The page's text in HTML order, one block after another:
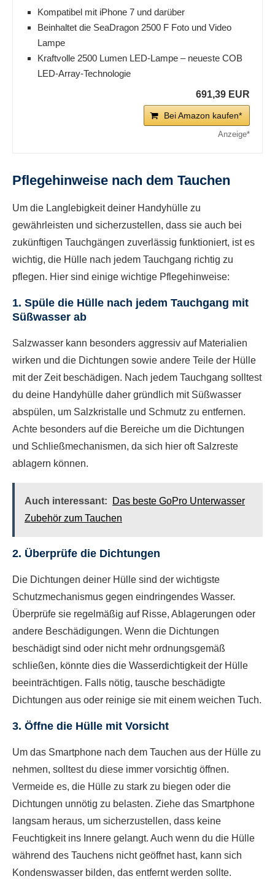
Kompatibel mit iPhone 7 und darüber
Beinhaltet die SeaDragon 2500 F Foto und Video
Lampe
Kraftvolle 2500 Lumen LED-Lampe – neueste COB
LED-Array-Technologie
691,39 EUR
Bei Amazon kaufen*
Pflegehinweise nach dem Tauchen
Um die Langlebigkeit deiner Handyhülle zu
gewährleisten und sicherzustellen, dass sie auch bei
zukünftigen Tauchgängen zuverlässig funktioniert, ist es
wichtig, die Hülle nach jedem Tauchgang richtig zu
pflegen. Hier sind einige wichtige Pflegehinweise:
1. Spüle die Hülle nach jedem Tauchgang mit
Süßwasser ab
Salzwasser kann besonders aggressiv auf Materialien
wirken und die Dichtungen sowie andere Teile der Hülle
mit der Zeit beschädigen. Nach jedem Tauchgang solltest
du deine Handyhülle daher gründlich mit Süßwasser
abspülen, um Salzkristalle und Schmutz zu entfernen.
Achte besonders auf die Bereiche um die Dichtungen
und Schließmechanismen, da sich hier oft Salzreste
ablagern können.
Auch interessant:
Das beste GoPro Unterwasser
Zubehör zum Tauchen
2. Überprüfe die Dichtungen
Die Dichtungen deiner Hülle sind der wichtigste
Schutzmechanismus gegen eindringendes Wasser.
Überprüfe sie regelmäßig auf Risse, Ablagerungen oder
andere Beschädigungen. Wenn die Dichtungen
beschädigt sind oder nicht mehr ordnungsgemäß
schließen, könnte dies die Wasserdichtigkeit der Hülle
beeinträchtigen. Falls nötig, tausche beschädigte
Dichtungen aus oder reinige sie mit einem weichen Tuch.
3. Öffne die Hülle mit Vorsicht
Um das Smartphone nach dem Tauchen aus der Hülle zu
nehmen, solltest du diese immer vorsichtig öffnen.
Vermeide es, die Hülle zu stark zu biegen oder die
Dichtungen unnötig zu belasten. Ziehe das Smartphone
langsam heraus, um sicherzustellen, dass keine
Feuchtigkeit ins Innere gelangt. Auch wenn du die Hülle
während des Tauchens nicht geöffnet hast, kann sich
Kondenswasser bilden, das entfernt werden sollte.